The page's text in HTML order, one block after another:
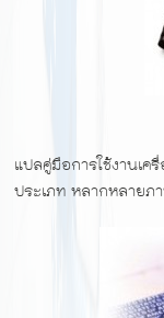
แปลคู่มือการใช้งานเ
ประเภท หลากหลายภ